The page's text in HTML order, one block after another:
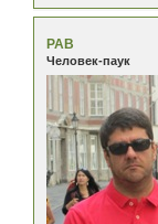
РАВ
Человек-паук